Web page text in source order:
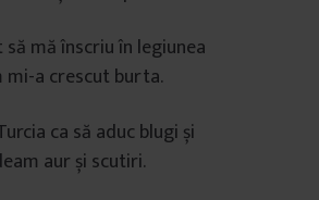
mă înscriu în legiunea
mi-a crescut burta.
ca să aduc blugi și
aur și scutiri.